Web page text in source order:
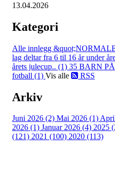
13.04.2026
Kategori
Alle innlegg
lag deltar fra 6 til 16 år under
årets julecup.. (1) 35 BARN
fotball (1) Vis alle RSS
Arkiv
Juni 2026 (2) Mai 2026 (1)
2026 (1) Januar 2026 (4) 2025
(121) 2021 (100) 2020 (113)